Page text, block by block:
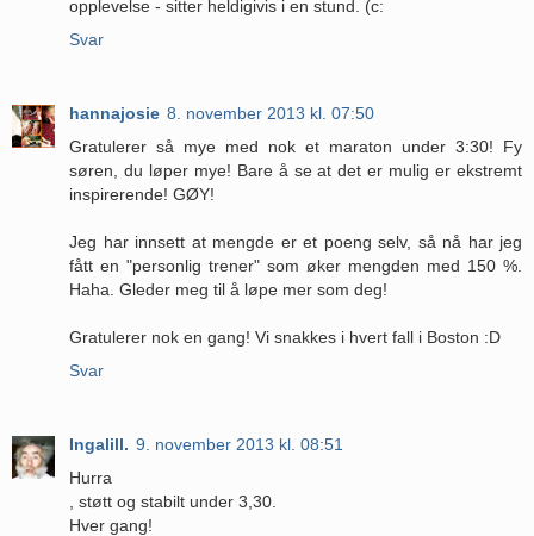
opplevelse - sitter heldigivis i en stund. (c:
Svar
hannajosie 8. november 2013 kl. 07:50
Gratulerer så mye med nok et maraton under 3:30! Fy
søren, du løper mye! Bare å se at det er mulig er ekstremt
inspirerende! GØY!
Jeg har innsett at mengde er et poeng selv, så nå har jeg
fått en "personlig trener" som øker mengden med 150 %.
Haha. Gleder meg til å løpe mer som deg!
Gratulerer nok en gang! Vi snakkes i hvert fall i Boston :D
Svar
Ingalill. 9. november 2013 kl. 08:51
Hurra
, støtt og stabilt under 3,30.
Hver gang!